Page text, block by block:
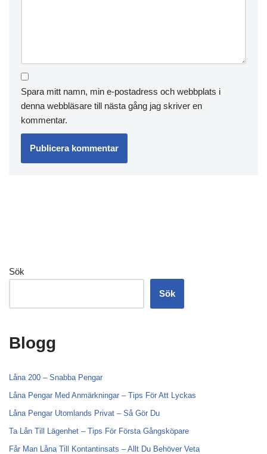
Spara mitt namn, min e-postadress och webbplats i
denna webbläsare till nästa gång jag skriver en
kommentar.
Sök
Sök
Blogg
Låna 200 – Snabba Pengar
Låna Pengar Med Anmärkningar – Tips För Att Lyckas
Låna Pengar Utomlands Privat – Så Gör Du
Ta Lån Till Lägenhet – Tips För Första Gångsköpare
Får Man Låna Till Kontantinsats – Allt Du Behöver Veta